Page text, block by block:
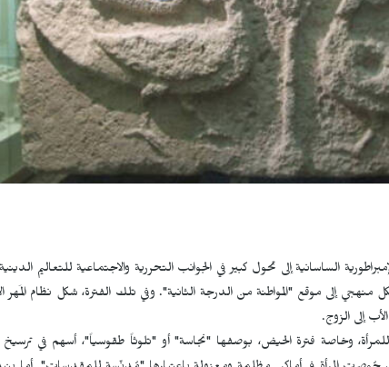
الساسانية إلى تحول كبير في الجوانب التحررية والاجتماعية للتعاليم
منهجي إلى موقع "المواطنة من الدرجة الثانية". وفي تلك الفترة، شكل نظام المَهر
إلى الزوج.
وخاصة فترة الحيض، بوصفها "نجاسة" أو "تلوثاً طقوسياً"، أسهم في ترسيخ